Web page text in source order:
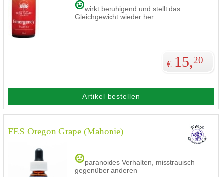
wirkt beruhigend und stellt das
Gleichgewicht wieder her
€ 15,20
Artikel bestellen
FES Oregon Grape (Mahonie)
paranoides Verhalten, misstrauisch
gegenüber anderen